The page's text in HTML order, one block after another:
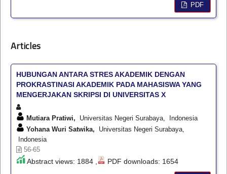
PDF
Articles
HUBUNGAN ANTARA STRES AKADEMIK DENGAN
PROKRASTINASI AKADEMIK PADA MAHASISWA YANG
MENGERJAKAN SKRIPSI DI UNIVERSITAS X
Mutiara Pratiwi, Universitas Negeri Surabaya, Indonesia
Yohana Wuri Satwika, Universitas Negeri Surabaya,
Indonesia
56-65
Abstract views: 1884 , PDF downloads: 1654